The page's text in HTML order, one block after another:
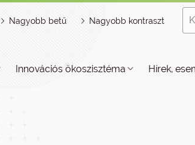
Nagyobb betű Nagyobb kontraszt
Innovációs ökoszisztéma Hírek,